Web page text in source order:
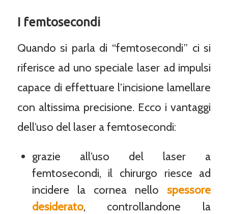
I femtosecondi
Quando si parla di “femtosecondi” ci si
riferisce ad uno speciale laser ad impulsi
capace di effettuare l’incisione lamellare
con altissima precisione. Ecco i vantaggi
dell’uso del laser a femtosecondi:
grazie all’uso del laser a
femtosecondi, il chirurgo riesce ad
incidere la cornea nellospessore
desiderato, controllandone la